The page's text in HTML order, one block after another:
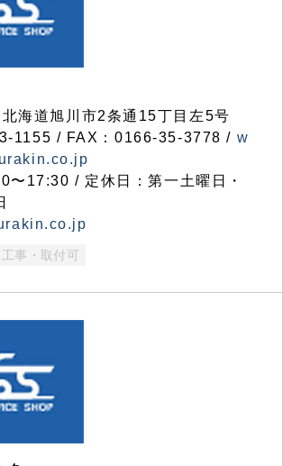
海道旭川市2条通15丁目左5号
1155 / FAX：0166-35-3778 / w
〜17:30 / 定休日：第一土曜日・
工事・取付可